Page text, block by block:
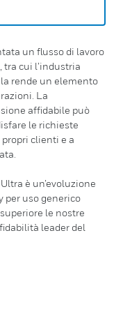
un flusso di lavoro
cui l’industria
rende un elemento
La
affidabile può
le richieste
clienti e a
è un’evoluzione
per uso generico
le nostre
leader del